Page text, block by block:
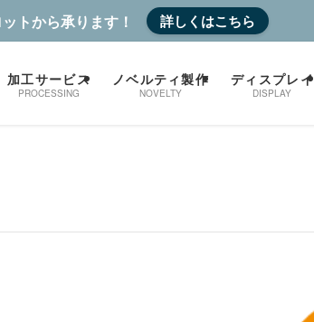
トから承ります！ 詳しくはこちら
加工サービス
PROCESSING
ノベルティ製作
NOVELTY
ディスプレイ
DISPLAY